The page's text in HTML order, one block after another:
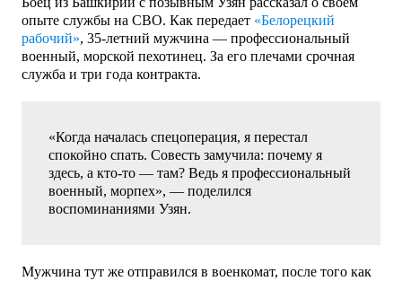
опыте службы на СВО. Как передает «Белорецкий
рабочий», 35-летний мужчина — профессиональный
военный, морской пехотинец. За его плечами срочная
служба и три года контракта.
«Когда началась спецоперация, я перестал
спокойно спать. Совесть замучила: почему я
здесь, а кто-то — там? Ведь я профессиональный
военный, морпех», — поделился
воспоминаниями Узян.
Мужчина тут же отправился в военкомат, после того как